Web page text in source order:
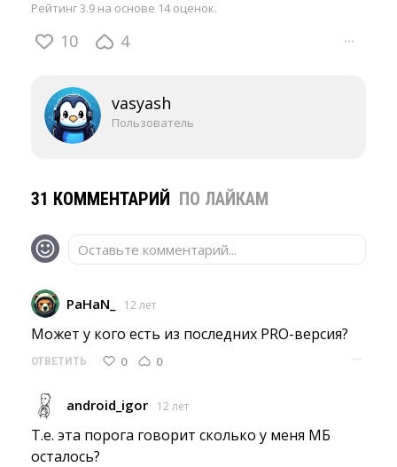
Рейтинг 3.9 на основе 14 оценок.
10 4 ···
vasyash
Пользователь
31 КОММЕНТАРИЙ ПО ЛАЙКАМ
Оставьте комментарий...
PaHaN_ 12 лет
Может у кого есть из последних PRO-версия?
ОТВЕТИТЬ 0 0 ···
android_igor 12 лет
Т.е. эта порога говорит сколько у меня МБ
осталось?